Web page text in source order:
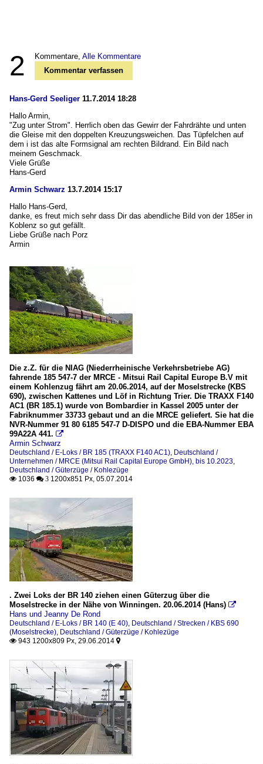
2 Kommentare, Alle Kommentare
Kommentar verfassen
Hans-Gerd Seeliger 11.7.2014 18:28
Hallo Armin,
"Zug unter Strom". Herrlich oben das Gewirr der Fahrdrähte und unten
die Gleise mit den doppelten Kreuzungsweichen. Das Tüpfelchen auf
dem i ist das alte Formsignal am rechten Bildrand. Ein Bild nach
meinem Geschmack.
Viele Grüße
Hans-Gerd
Armin Schwarz 13.7.2014 15:17
Hallo Hans-Gerd,
danke, es freut mich sehr dass Dir das abendliche Bild von der 185er in
Koblenz so gut gefällt.
Liebe Grüße nach Porz
Armin
Die z.Z. für die NIAG (Niederrheinische Verkehrsbetriebe AG)
fahrende 185 547-7 der MRCE - Mitsui Rail Capital Europe B.V mit
einem Kohlenzug fährt am 20.06.2014, auf der Moselstrecke (KBS
690), zwischen Kattenes und Löf in Richtung Trier. Die TRAXX F140
AC1 (BR 185.1) wurde von Bombardier in Kassel 2005 unter der
Fabriknummer 33733 gebaut und an die MRCE geliefert. Sie hat die
NVR-Nummer 91 80 6185 547-7 D-DISPO und die EBA-Nummer EBA
99A22A 441. 
Armin Schwarz
Deutschland / E-Loks / BR 185 (TRAXX F140 AC1) Deutschland /
Unternehmen / MRCE (Mitsui Rail Capital Europe GmbH), bis 10.2023
Deutschland / Güterzüge / Kohlezüge
 1036  3 1200x851 Px, 05.07.2014
. Zwei Loks der BR 140 ziehen einen Güterzug über die
Moselstrecke in der Nähe von Winningen. 20.06.2014 (Hans) 
Hans und Jeanny De Rond
Deutschland / E-Loks / BR 140 (E 40) Deutschland / Strecken / KBS 690
(Moselstrecke) Deutschland / Güterzüge / Kohlezüge
 943 1200x809 Px, 29.06.2014 